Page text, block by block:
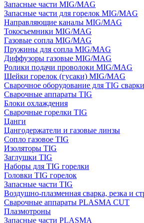
Запасные части MIG/MAG
Запасные части для горелок MIG/MAG
Направляющие каналы MIG/MAG
Токосъемники MIG/MAG
Газовые сопла MIG/MAG
Пружины для сопла MIG/MAG
Диффузоры газовые MIG/MAG
Ролики подачи проволоки MIG/MAG
Шейки горелок (гусаки) MIG/MAG
Сварочное оборудование для TIG сварки
Сварочные аппараты TIG
Блоки охлаждения
Сварочные горелки TIG
Цанги
Цангодержатели и газовые линзы
Сопло газовое TIG
Изоляторы TIG
Заглушки TIG
Наборы для TIG горелки
Головки TIG горелок
Запасные части TIG
Воздушно-плазменная сварка, резка и
Сварочные аппараты PLASMA CUT
Плазмотроны
Запасные части PLASMA